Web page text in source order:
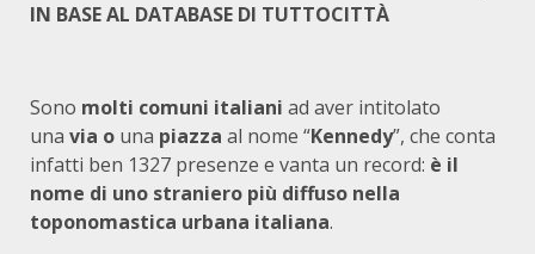
IN BASE AL DATABASE DI TUTTOCITTÀ
Sono molti comuni italiani ad aver intitolato
una via o una piazza al nome “Kennedy”, che conta
infatti ben 1327 presenze e vanta un record: è il
nome di uno straniero più diffuso nella
toponomastica urbana italiana.